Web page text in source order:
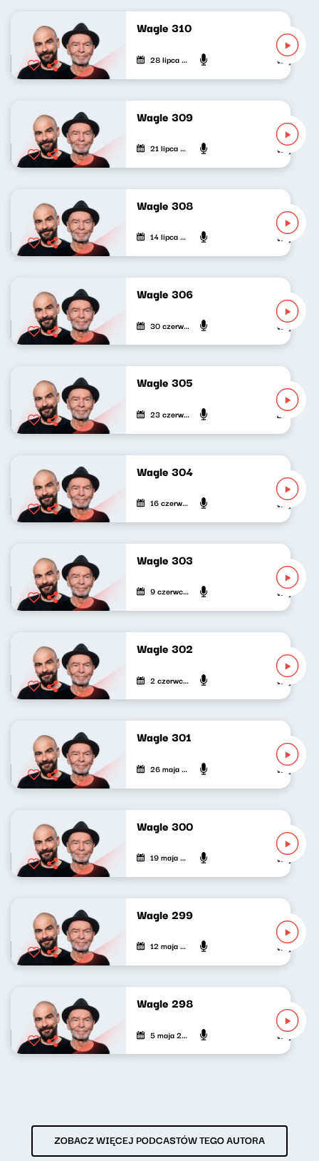
Wagle 310
28 lipca 2026 Wojciech
Wagle 309
21 lipca 2026 Wojciech
Wagle 308
14 lipca 2026 Wojciech
Wagle 306
30 czerwca 2026 Wojciech
Wagle 305
23 czerwca 2026 Bartosz
Wagle 304
16 czerwca 2026 Wojciech
Wagle 303
9 czerwca 2026 Wojciech
Wagle 302
2 czerwca 2026 Wojciech
Wagle 301
26 maja 2026 Wojciech
Wagle 300
19 maja 2026 Wojciech
Wagle 299
12 maja 2026 Wojciech
Wagle 298
5 maja 2026 Wojciech
ZOBACZ WIĘCEJ PODCASTÓW TEGO AUTORA